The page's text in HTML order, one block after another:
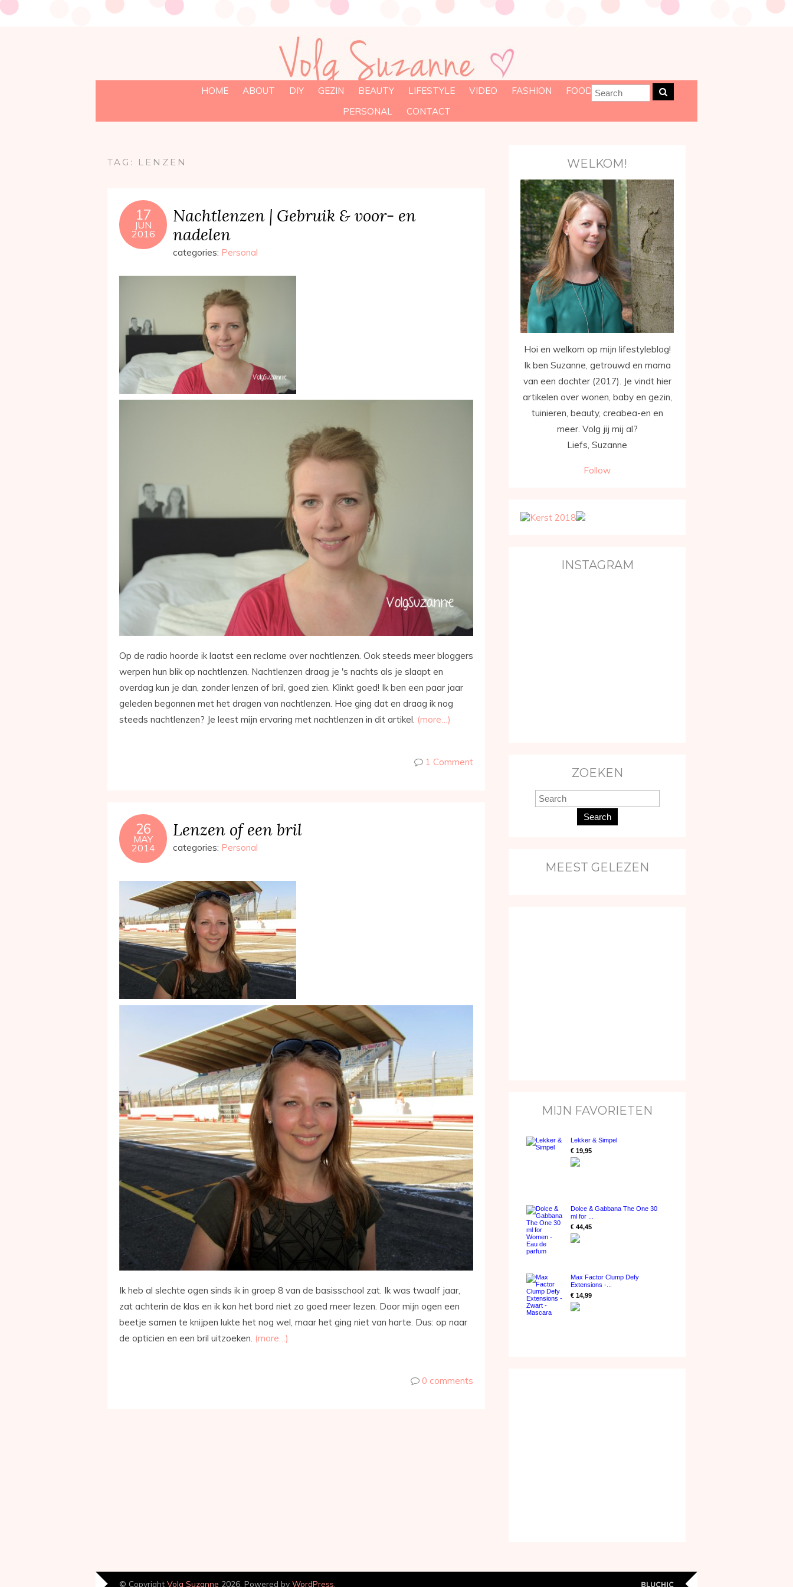
HOME ABOUT DIY GEZIN BEAUTY LIFESTYLE VIDEO FASHION
FOOD
PERSONAL
CONTACT
TAG: LENZEN
17
JUN
2016
Nachtlenzen | Gebruik & voor- en
nadelen
categories: Personal
Op de radio hoorde ik laatst een reclame over nachtlenzen. Ook steeds meer bloggers
werpen hun blik op nachtlenzen. Nachtlenzen draag je 's nachts als je slaapt en
overdag kun je dan, zonder lenzen of bril, goed zien. Klinkt goed! Ik ben een paar jaar
geleden begonnen met het dragen van nachtlenzen. Hoe ging dat en draag ik nog
steeds nachtlenzen? Je leest mijn ervaring met nachtlenzen in dit artikel. (more…)
1 Comment
26
MAY
2014
Lenzen of een bril
categories: Personal
Ik heb al slechte ogen sinds ik in groep 8 van de basisschool zat. Ik was twaalf jaar,
zat achterin de klas en ik kon het bord niet zo goed meer lezen. Door mijn ogen een
beetje samen te knijpen lukte het nog wel, maar het ging niet van harte. Dus: op naar
de opticien en een bril uitzoeken. (more…)
0 comments
WELKOM!
Hoi en welkom op mijn lifestyleblog!
Ik ben Suzanne, getrouwd en mama
van een dochter (2017). Je vindt hier
artikelen over wonen, baby en gezin,
tuinieren, beauty, creabea-en en
meer. Volg jij mij al?
Liefs, Suzanne
Follow
INSTAGRAM
ZOEKEN
Search
MEEST GELEZEN
MIJN FAVORIETEN
Lekker & Simpel
€ 19,95
Dolce & Gabbana The One 30
ml for ...
€ 44,45
Max Factor Clump Defy
Extensions -...
€ 14,99
© Copyright Volg Suzanne 2026. Powered by WordPress